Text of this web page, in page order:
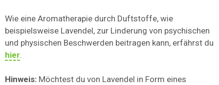
Wie eine Aromatherapie durch Duftstoffe, wie
beispielsweise Lavendel, zur Linderung von psychischen
und physischen Beschwerden beitragen kann, erfährst du
hier.
Hinweis: Möchtest du von Lavendel in Form eines